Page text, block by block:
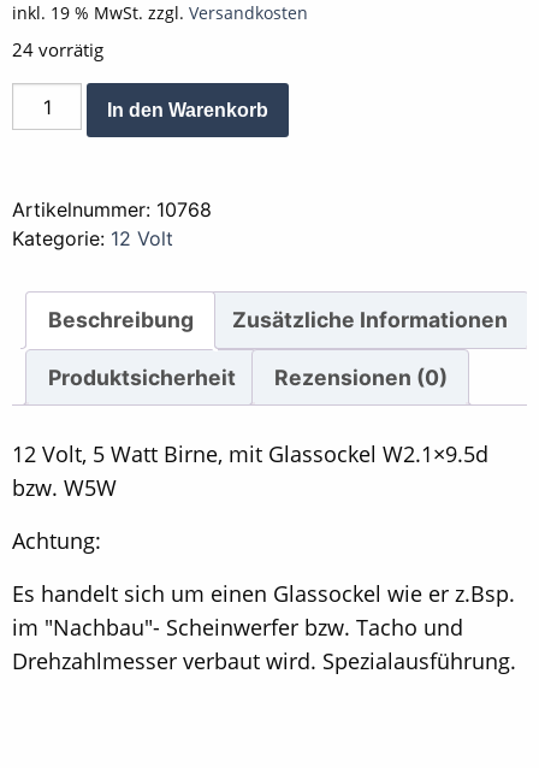
inkl. 19 % MwSt. zzgl. Versandkosten
24 vorrätig
Lampe
12
W
mit
W2.1x9.5d
W5W
In den Warenkorb
Artikelnummer: 10768
Kategorie: 12 Volt
Beschreibung Zusätzliche Informationen
Produktsicherheit Rezensionen (0)
12 Volt, 5 Watt Birne, mit Glassockel W2.1×9.5d
bzw. W5W
Achtung:
Es handelt sich um einen Glassockel wie er z.Bsp.
im "Nachbau"- Scheinwerfer bzw. Tacho und
Drehzahlmesser verbaut wird. Spezialausführung.